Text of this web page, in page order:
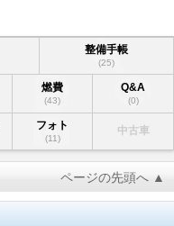
整備手帳
(25)
燃費
(43)
Q&A
(0)
フォト
(11)
中古車
ページの先頭へ ▲